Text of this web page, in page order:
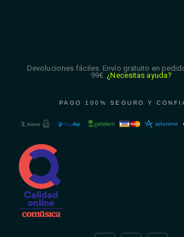
Devoluciones fáciles. Envío gratuito en
99€. ¿Necesitas ayuda?
PAGO 100% SEGURO Y